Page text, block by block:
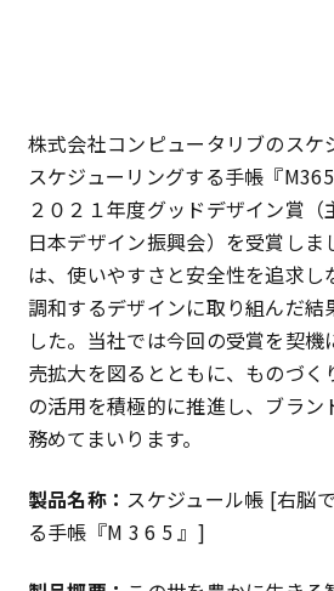
株式会社コンピュータリブのスケ
スケジューリングする手帳『
２０２１年度グッドデザイン賞
日本デザイン振興会）を受賞しま
は、使いやすさと安全性を追求し
調和するデザインに取り組んだ結
した。当社では今回の受賞を契
売拡大を図るとともに、ものづく
の活用を積極的に推進し、ブラン
務めてまいります。
製品名称： スケジュール帳 [右脳
る手帳『M 3 6 5 』]